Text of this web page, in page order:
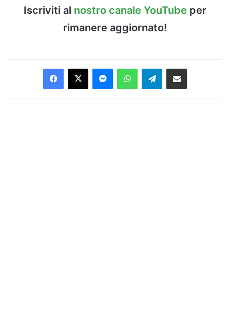
Iscriviti al nostro canale YouTube per
rimanere aggiornato!
Facebook
X MessengerWhatsAppTelegramCondividi via Email